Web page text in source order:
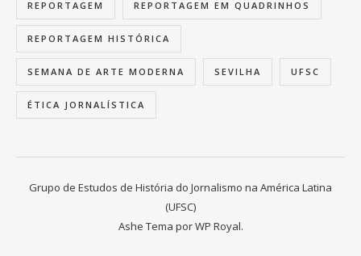
REPORTAGEM REPORTAGEM EM QUADRINHOS
REPORTAGEM HISTÓRICA
SEMANA DE ARTE MODERNA SEVILHA UFSC
ÉTICA JORNALÍSTICA
Grupo de Estudos de História do Jornalismo na América Latina
(UFSC)
Ashe Tema porWP Royal.